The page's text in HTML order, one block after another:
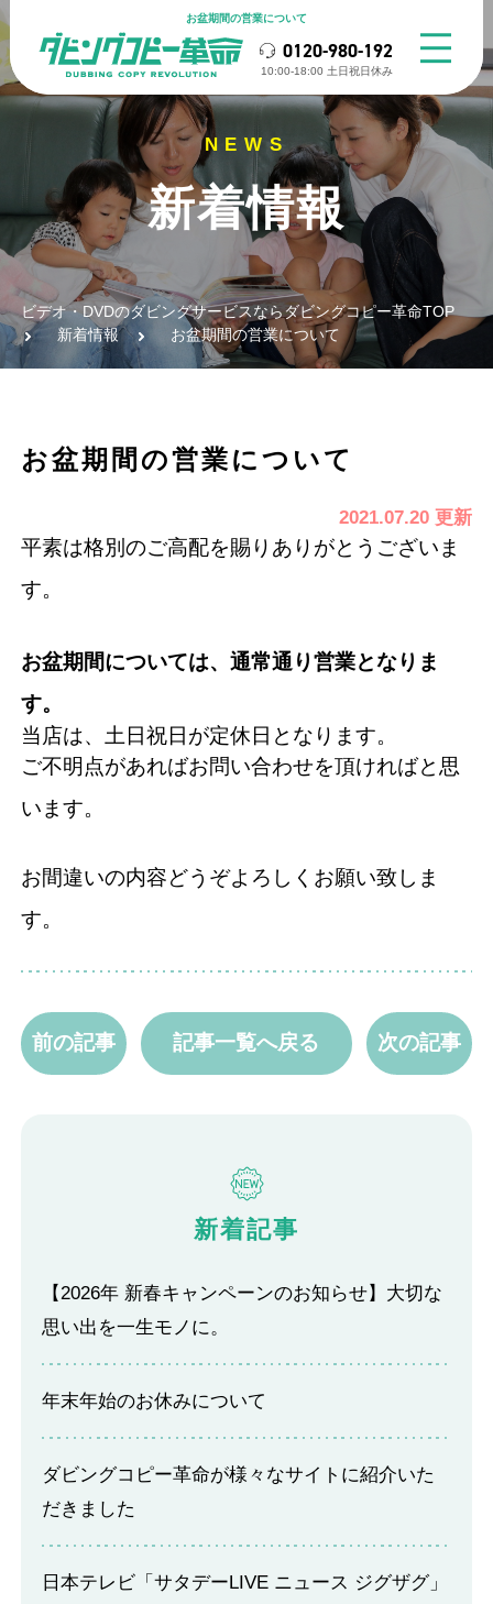
お盆期間の営業について
0120-980-192
10:00-18:00 ⼟⽇祝⽇休み
新着情報
ビデオ・DVDのダビングサービスならダビングコピー革命TOP
新着情報
お盆期間の営業について
お盆期間の営業について
2021.07.20 更新
平素は格別のご高配を賜りありがとうございま
す。
お盆期間については、通常通り営業となりま
す。
当店は、土日祝日が定休日となります。
ご不明点があればお問い合わせを頂ければと思
います。
お間違いの内容どうぞよろしくお願い致しま
す。
前の記事 記事一覧へ戻る 次の記事
新着記事
【2026年 新春キャンペーンのお知らせ】大切な
思い出を一生モノに。
年末年始のお休みについて
ダビングコピー革命が様々なサイトに紹介いた
だきました
日本テレビ「サタデーLIVE ニュース ジグザグ」